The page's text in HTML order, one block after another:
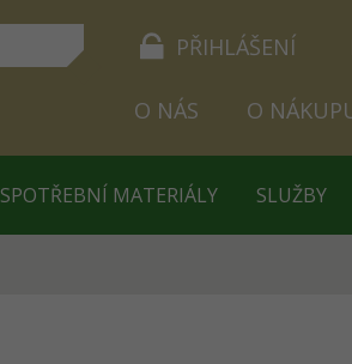
PŘIHLÁŠENÍ
O NÁS O
SPOTŘEBNÍ MATERIÁLY SLUŽBY